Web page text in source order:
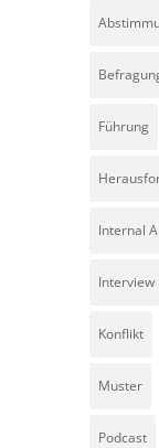
Führung
Internal
Interview
Konflikt
Muster
Podcast